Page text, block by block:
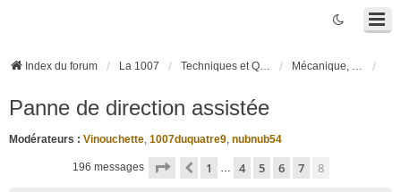
Index du forum La 1007 Techniques et Questions Mécanique, liaison au sol et pneumatiques
Panne de direction assistée
Modérateurs : Vinouchette, 1007duquatre9, nubnub54
196 messages Page sur8
Précédente
1 … 4 5 6 7 8